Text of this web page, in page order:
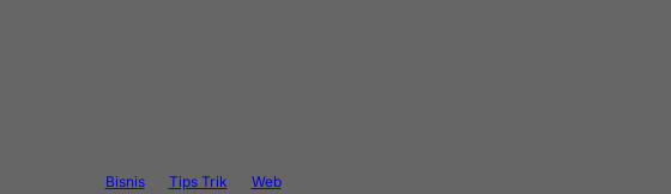
Bisnis Tips Trik Web